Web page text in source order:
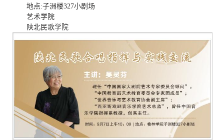
地点:子洲楼327小剧场
艺术学院
陕北民歌学院